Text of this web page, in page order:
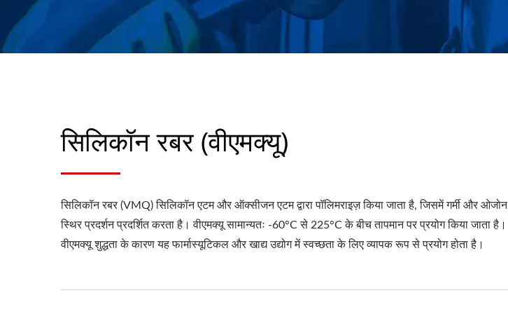
सिलिकॉन रबर (वीएमक्यू)
सिलिकॉन रबर (VMQ) सिलिकॉन एटम और ऑक्सीजन एटम द्वारा पॉलिमराइज़ किया जाता है, जिसमें गर्मी और
स्थिर प्रदर्शन प्रदर्शित करता है। वीएमक्यू सामान्यतः -60°C से 225°C के बीच तापमान पर प्रयोग किया
वीएमक्यू शुद्धता के कारण यह फार्मास्यूटिकल और खाद्य उद्योग में स्वच्छता के लिए व्यापक रूप से प्रयोग होता है।